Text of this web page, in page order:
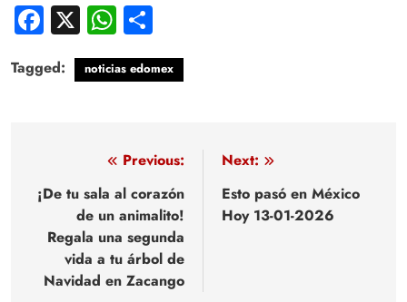
Facebook
X WhatsApp
Tagged: noticias edomex
Navegación
de
entradas
Previous:
¡De tu sala al corazón
de un animalito!
Regala una segunda
vida a tu árbol de
Navidad en Zacango
Next:
Esto pasó en México
Hoy 13-01-2026